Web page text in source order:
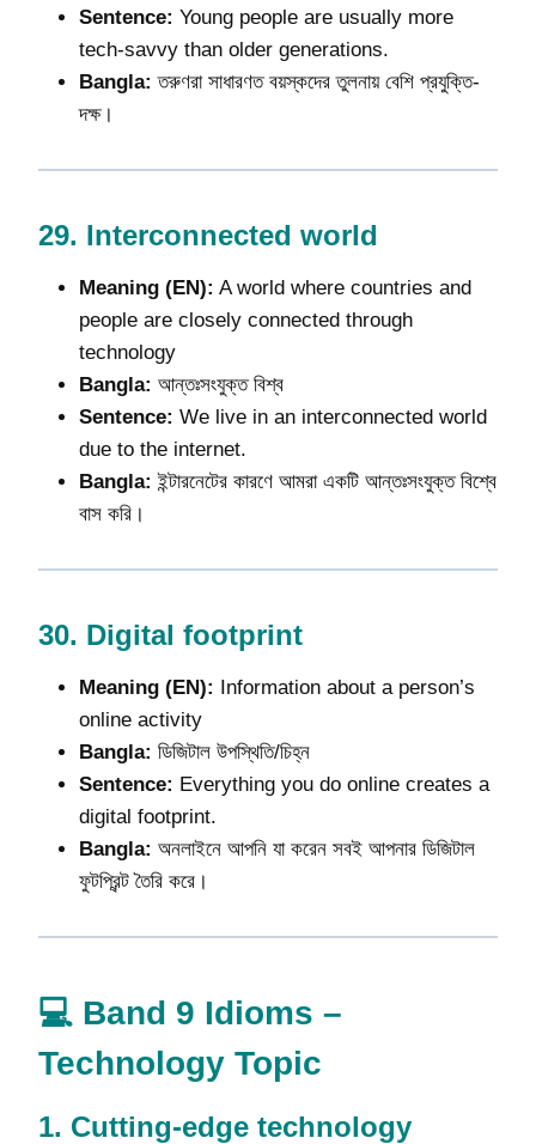
Sentence: Young people are usually more
tech-savvy than older generations.
Bangla: তরুণরা সাধারণত বয়স্কদের তুলনায় বেশি প্রযুক্তি-
দক্ষ।
29. Interconnected world
Meaning (EN): A world where countries and
people are closely connected through
technology
Bangla: আন্তঃসংযুক্ত বিশ্ব
Sentence: We live in an interconnected world
due to the internet.
Bangla: ইন্টারনেটের কারণে আমরা একটি আন্তঃসংযুক্ত বিশ্বে
বাস করি।
30. Digital footprint
Meaning (EN): Information about a person’s
online activity
Bangla: ডিজিটাল উপস্থিতি/চিহ্ন
Sentence: Everything you do online creates a
digital footprint.
Bangla: অনলাইনে আপনি যা করেন সবই আপনার ডিজিটাল
ফুটপ্রিন্ট তৈরি করে।
💻 Band 9 Idioms –
Technology Topic
1. Cutting-edge technology